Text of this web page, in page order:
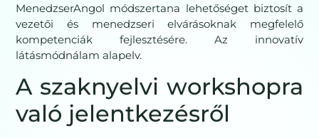
MenedzserAngol módszertana lehetőséget biztosít a
vezetői és menedzseri elvárásoknak megfelelő
kompetenciák fejlesztésére. Az innovatív
látásmódnálam alapelv.
A szaknyelvi workshopra
való jelentkezésről